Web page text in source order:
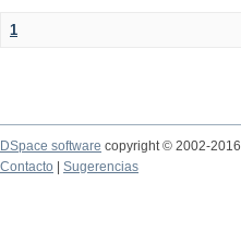
1
DSpace software copyright © 2002-2016
Contacto
Sugerencias